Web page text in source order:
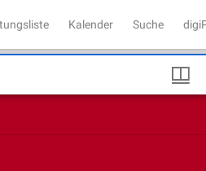
Kalender Suche